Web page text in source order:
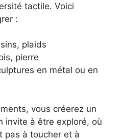
tactile. Voici
:
plaids
pierre
en métal ou en
vous créerez un
invite à être exploré, où
pas à toucher et à